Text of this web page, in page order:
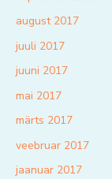
august 2017
juuli 2017
juuni 2017
mai 2017
märts 2017
veebruar 2017
jaanuar 2017